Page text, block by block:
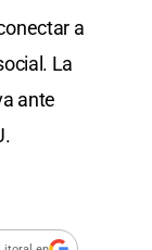
a
La
ante